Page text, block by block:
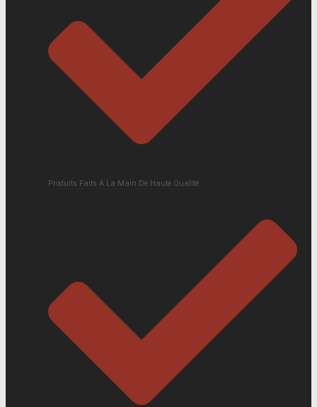
Produits Faits À La Main De Haute Qualité